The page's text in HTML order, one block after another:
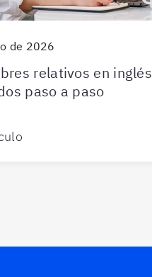
de 2026
relativos en inglés
paso a paso